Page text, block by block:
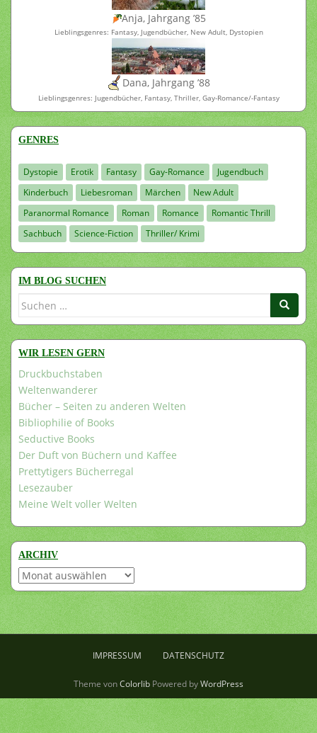
Anja, Jahrgang ’85
Lieblingsgenres: Fantasy, Jugendbücher, New Adult, Dystopien
Dana, Jahrgang ’88
Lieblingsgenres: Jugendbücher, Fantasy, Thriller, Gay-Romance/-Fantasy
GENRES
Dystopie Erotik Fantasy Gay-Romance
Jugendbuch
Kinderbuch
Liebesroman Märchen
New Adult
Paranormal Romance
Roman Romance
Romantic Thrill
Sachbuch
Science-Fiction Thriller/ Krimi
IM BLOG SUCHEN
Suchen
WIR LESEN GERN
Druckbuchstaben
Weltenwanderer
Bücher – Seiten zu anderen Welten
Bibliophilie of Books
Seductive Books
Der Duft von Büchern und Kaffee
Prettytigers Bücherregal
Lesezauber
Meine Welt voller Welten
ARCHIV
Archiv
IMPRESSUM DATENSCHUTZ
Theme vonColorlib Powered byWordPress